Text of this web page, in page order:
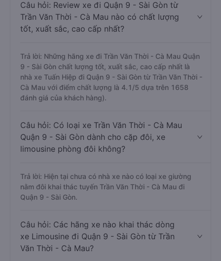
Câu hỏi: Review xe đi Quận 9 - Sài Gòn từ
Trần Văn Thời - Cà Mau nào có chất lượng
tốt, xuất sắc, cao cấp nhất?
Trả lời: Những hãng xe đi Trần Văn Thời - Cà Mau Quận
9 - Sài Gòn chất lượng tốt, xuất sắc, cao cấp nhất là
nhà xe Tuấn Hiệp đi Quận 9 - Sài Gòn từ Trần Văn Thời -
Cà Mau với điểm chất lượng là 4.1/5 dựa trên 1658
đánh giá của khách hàng).
Câu hỏi: Có loại xe Trần Văn Thời - Cà Mau
Quận 9 - Sài Gòn dành cho cặp đôi, xe
limousine phòng đôi không?
Trả lời: Hiện tại chưa có nhà xe nào có loại xe giường
nằm đôi khai thác tuyến Trần Văn Thời - Cà Mau đi
Quận 9 - Sài Gòn.
Câu hỏi: Các hãng xe nào khai thác dòng
xe Limousine đi Quận 9 - Sài Gòn từ Trần
Văn Thời - Cà Mau?